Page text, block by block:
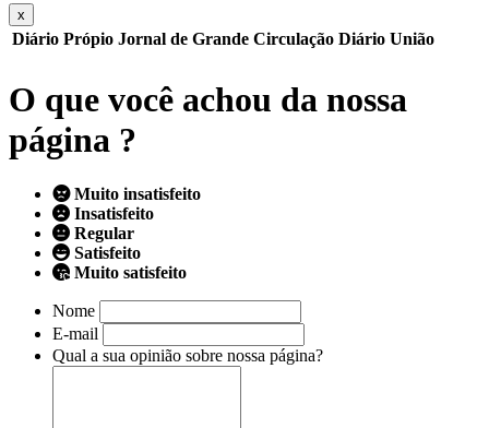
x
Diário Própio Jornal de Grande Circulação Diário União
O que você achou da nossa
página ?
Muito insatisfeito
Insatisfeito
Regular
Satisfeito
Muito satisfeito
Nome
E-mail
Qual a sua opinião sobre nossa página?